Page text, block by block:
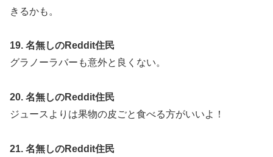
きるかも。
19. 名無しのReddit住民
グラノーラバーも意外と良くない。
20. 名無しのReddit住民
ジュースよりは果物の皮ごと食べる方がいいよ！
21. 名無しのReddit住民